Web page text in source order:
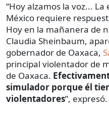
“Hoy alzamos la voz...
México requiere
Hoy en la mañanera de
Claudia Sheinbaum,
gobernador de Oaxaca,
principal violentador de
de Oaxaca.
simulador porque él
violentadores”, expresó.